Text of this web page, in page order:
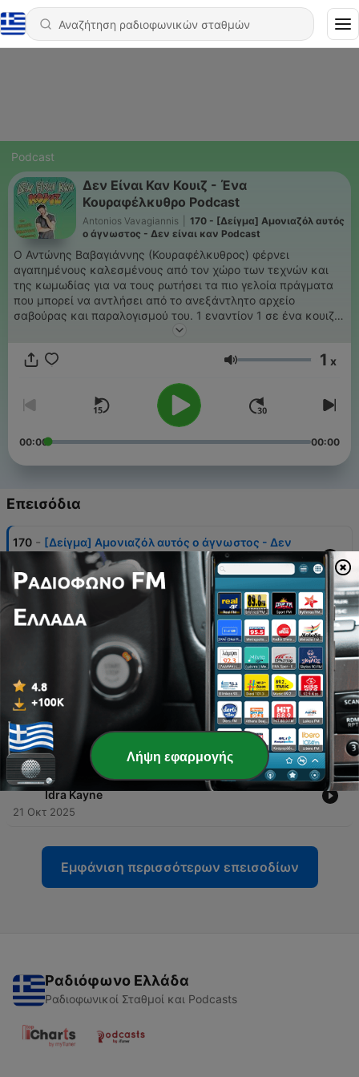
Podcast
Δεν Είναι Καν Κουιζ - Ένα
Κουραφέλκυθρο Podcast
Antonios Vavagiannis
170 - [Δείγμα] Αμονιαζόλ αυτός
ο άγνωστος - Δεν είναι καν Podcast
Ο Αντώνης Βαβαγιάννης (Κουραφέλκυθρος) φέρνει
αγαπημένους καλεσμένους από τον χώρο των τεχνών και
της κωμωδίας για να τους ρωτήσει τα πιο γελοία πράγματα
που μπορεί να αντλήσει από το ανεξάντλητο αρχείο
σαβούρας και παραλογισμού του. 1 εναντίον 1 σε ένα κουιζ
από το οποίο βγαίνουμε όλοι χαμένοι.
Ένταση 1 x
00:00 00:00
Επεισόδια
170 - [Δείγμα] Αμονιαζόλ αυτός ο άγνωστος - Δεν
είναι καν Podcast
06 Ιούν 2026
Κουιζ Καν Είναι Δεν - Βαβαγιάννης Vs Στεργίου
07 Μάιος 2026
Δεν Είναι Καν Κουιζ #3.4 - Μπιλ Μπακάλης Vs
Γιώργος Τσαγκ
25 Δεκ 2025
- Δεν Είναι Καν Κουιζ #3.3 - Αλέξανδρος
Πασπαρδάνης Vs Πάνος Κυδώνης
25 Νοέ 2025
160 - Δεν Είναι Καν Κουιζ #3.2 - Ηλίας Φουντούλης Vs
Idra Kayne
21 Οκτ 2025
Εμφάνιση περισσότερων επεισοδίων
Ραδιόφωνο Ελλάδα
Ραδιοφωνικοί Σταθμοί και Podcasts
Λήψη εφαρμογής